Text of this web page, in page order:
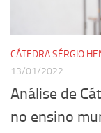
CÁTEDRA SÉRGIO
13/01/2022
Análise de
no ensino